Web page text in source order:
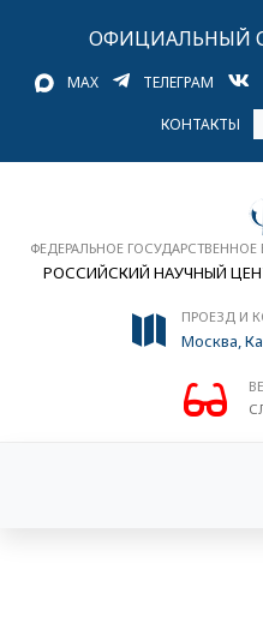
ОФИЦИАЛЬНЫЙ
MAX ТЕЛЕГРАМ
КОНТАКТЫ
ФЕДЕРАЛЬНОЕ
РОССИЙСКИЙ НАУЧНЫЙ
ПРОЕЗД И
Москва,